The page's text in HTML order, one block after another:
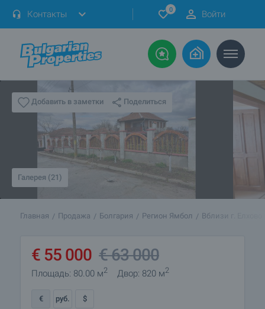
Контакты 0 Войти
Добавить в заметки Поделиться
Галерея (21)
Главная Продажа Болгария Регион Ямбол Вблизи г. Елхово
€ 55 000 €63 000
Площадь: 80.00 м2 Двор: 820 м2
€ руб. $